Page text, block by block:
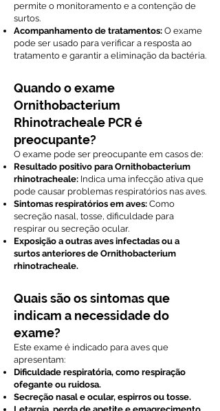
permite o monitoramento e a contenção de
surtos.
Acompanhamento de tratamentos: O exame
pode ser usado para verificar a resposta ao
tratamento e garantir a eliminação da bactéria.
Quando o exame
Ornithobacterium
Rhinotracheale PCR é
preocupante?
O exame pode ser preocupante em casos de:
Resultado positivo para Ornithobacterium
rhinotracheale: Indica uma infecção ativa que
pode causar problemas respiratórios nas aves.
Sintomas respiratórios em aves: Como
secreção nasal, tosse, dificuldade para
respirar ou secreção ocular.
Exposição a outras aves infectadas ou a
surtos anteriores de Ornithobacterium
rhinotracheale.
Quais são os sintomas que
indicam a necessidade do
exame?
Este exame é indicado para aves que
apresentam:
Dificuldade respiratória, como respiração
ofegante ou ruidosa.
Secreção nasal e ocular, espirros ou tosse.